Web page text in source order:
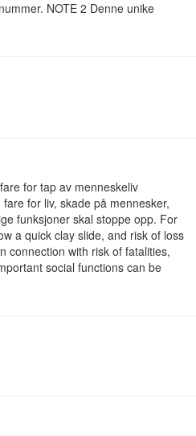
NOTE 2 Denne unike
for tap av menneskeliv
for liv, skade på mennesker,
funksjoner skal stoppe opp. For
a quick clay slide, and risk of loss
connection with risk of fatalities,
social functions can be